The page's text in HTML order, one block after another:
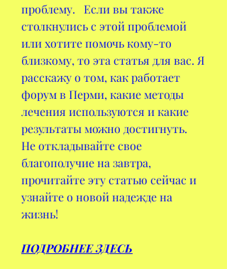
проблему.   Если вы также
столкнулись с этой проблемой
или хотите помочь кому-то
близкому, то эта статья для вас. Я
расскажу о том, как работает
форум в Перми, какие методы
лечения используются и какие
результаты можно достигнуть.
Не откладывайте свое
благополучие на завтра,
прочитайте эту статью сейчас и
узнайте о новой надежде на
жизнь!
ПОДРОБНЕЕ ЗДЕСЬ